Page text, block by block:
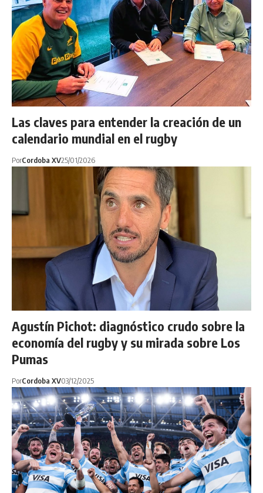
Las claves para entender la creación de un
calendario mundial en el rugby
PorCordoba XV25/01/2026
Agustín Pichot: diagnóstico crudo sobre la
economía del rugby y su mirada sobre Los
Pumas
PorCordoba XV03/12/2025